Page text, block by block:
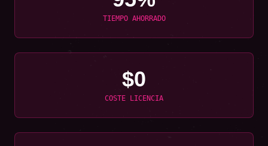
TIEMPO AHORRADO
$0
COSTE LICENCIA